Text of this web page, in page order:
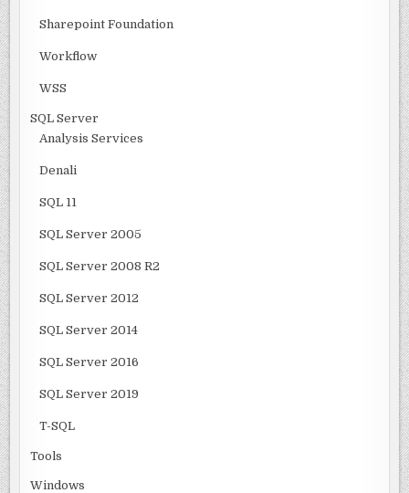
Sharepoint Foundation
Workflow
WSS
SQL Server
Analysis Services
Denali
SQL 11
SQL Server 2005
SQL Server 2008 R2
SQL Server 2012
SQL Server 2014
SQL Server 2016
SQL Server 2019
T-SQL
Tools
Windows